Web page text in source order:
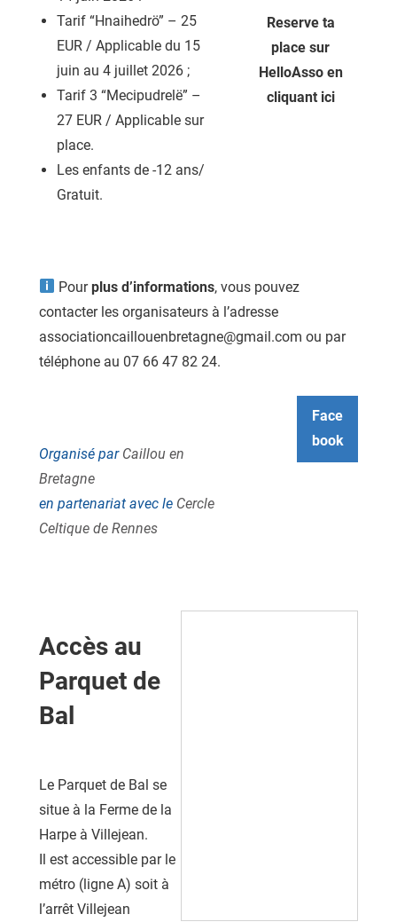
Tarif “Hnaihedrö” – 25
EUR / Applicable du 15
juin au 4 juillet 2026 ;
Tarif 3 “Mecipudrelë” –
27 EUR / Applicable sur
place.
Les enfants de -12 ans/
Gratuit.
Reserve ta
place sur
HelloAsso en
cliquant ici
Pourplus d’informations, vous pouvez
contacter les organisateurs à l’adresse
associationcaillouenbretagne@gmail.com ou par
téléphone au 07 66 47 82 24.
Organisé par Caillou en
Bretagne
en partenariat avec le Cercle
Celtique de Rennes
Face
book
Accès au
Parquet de
Bal
Le Parquet de Bal se
situe à la Ferme de la
Harpe à Villejean.
Il est accessible par le
métro (ligne A) soit à
l’arrêt Villejean